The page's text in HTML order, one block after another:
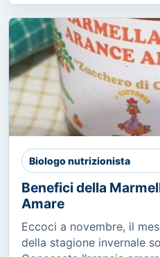
Biologo nutrizionista
Benefici della
Amare
Eccoci a novembre, il
della stagione invernale